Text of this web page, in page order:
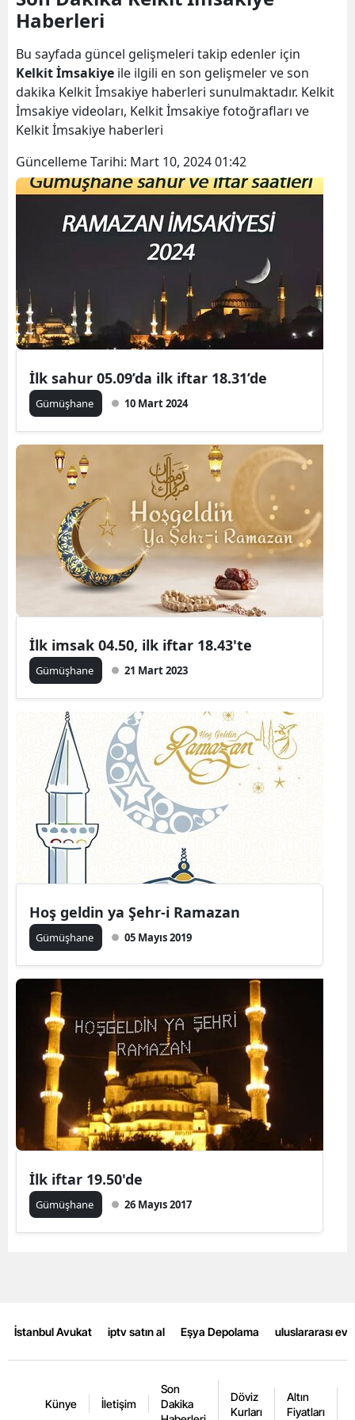
Bingöl
Bitlis
Bolu
Bursa
Çanakkale
Çankırı
Denizli
Diyarbakır
Edirne
Erzurum
Eskişehir
Gaziantep
Giresun
Gümüşhane
Isparta
Mersin
İstanbul
Kars
Konya
Kütahya
Malatya
Manisa
Kahramanmaraş
Sakarya
Haberleri
Bu sayfada güncel gelişmeleri takip edenler için
Kelkit İmsakiye ile ilgili en son gelişmeler ve son
dakika Kelkit İmsakiye haberleri sunulmaktadır. Kelkit
İmsakiye videoları, Kelkit İmsakiye fotoğrafları ve
Kelkit İmsakiye haberleri
Güncelleme Tarihi: Mart 10, 2024 01:42
İlk sahur 05.09’da ilk iftar 18.31’de
Gümüşhane 10 Mart 2024
İlk imsak 04.50, ilk iftar 18.43'te
Gümüşhane 21 Mart 2023
Hoş geldin ya Şehr-i Ramazan
Gümüşhane 05 Mayıs 2019
İlk iftar 19.50'de
Gümüşhane 26 Mayıs 2017
İstanbul Avukat iptv satın al Eşya Depolama uluslararası
Künye İletişim
Son
Dakika
Döviz
Kurları
Altın
Fiyatları